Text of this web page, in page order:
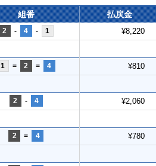
組番 払戻金
2 - 4 - 1 ¥8,220
1 = 2 = 4 ¥810
2 - 4 ¥2,060
2 = 4 ¥780